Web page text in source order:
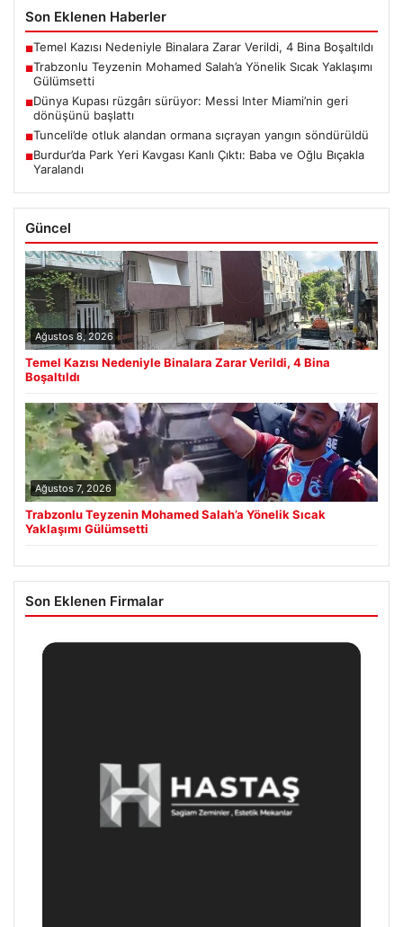
Son Eklenen Haberler
■Temel Kazısı Nedeniyle Binalara Zarar Verildi, 4 Bina Boşaltıldı
■Trabzonlu Teyzenin Mohamed Salah’a Yönelik Sıcak Yaklaşımı
Gülümsetti
■Dünya Kupası rüzgârı sürüyor: Messi Inter Miami’nin geri
dönüşünü başlattı
■Tunceli’de otluk alandan ormana sıçrayan yangın söndürüldü
■Burdur’da Park Yeri Kavgası Kanlı Çıktı: Baba ve Oğlu Bıçakla
Yaralandı
Güncel
Ağustos 8, 2026
Temel Kazısı Nedeniyle Binalara Zarar Verildi, 4 Bina
Boşaltıldı
Ağustos 7, 2026
Trabzonlu Teyzenin Mohamed Salah’a Yönelik Sıcak
Yaklaşımı Gülümsetti
Son Eklenen Firmalar